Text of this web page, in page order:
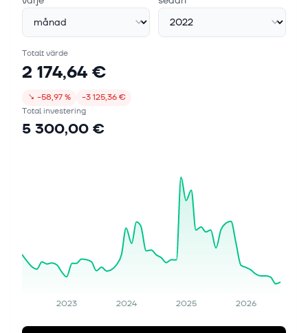
Totalt värde
2 174,64 €
↘ −58,97 %
−3 125,36 €
Total investering
5 300,00 €
2023 2024 2025 2026